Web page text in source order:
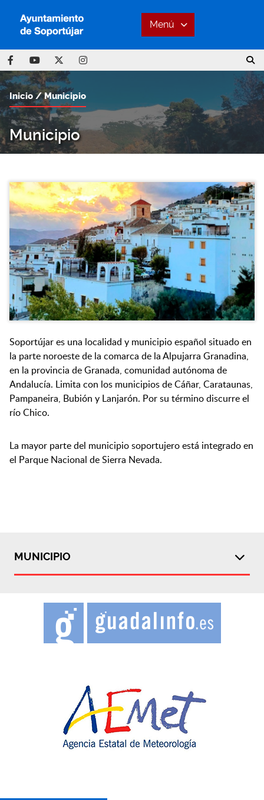
Menú
Municipio
Inicio Municipio
Soportújar es una localidad y municipio español situado en
la parte noroeste de la comarca de la Alpujarra Granadina,
en la provincia de Granada, comunidad autónoma de
Andalucía. Limita con los municipios de Cáñar, Carataunas,
Pampaneira, Bubión y Lanjarón. Por su término discurre el
río Chico.
La mayor parte del municipio soportujero está integrado en
el Parque Nacional de Sierra Nevada.
MUNICIPIO